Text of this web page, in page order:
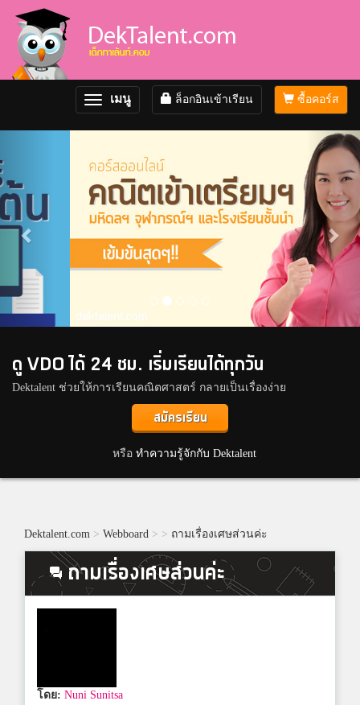
ซื้อคอร์ส
ล็อกอินเข้าเรียน
Toggle
navigation
เมนู
ดู VDO ได้ 24 ชม. เริ่มเรียนได้ทุกวัน
Dektalent ช่วยให้การเรียนคณิตศาสตร์ กลายเป็นเรื่องง่าย
สมัครเรียน
หรือ ทำความรู้จักกับ Dektalent
Dektalent.com > Webboard > > ถามเรื่องเศษส่วนค่ะ
ถามเรื่องเศษส่วนค่ะ
โดย: Nuni Sunitsa